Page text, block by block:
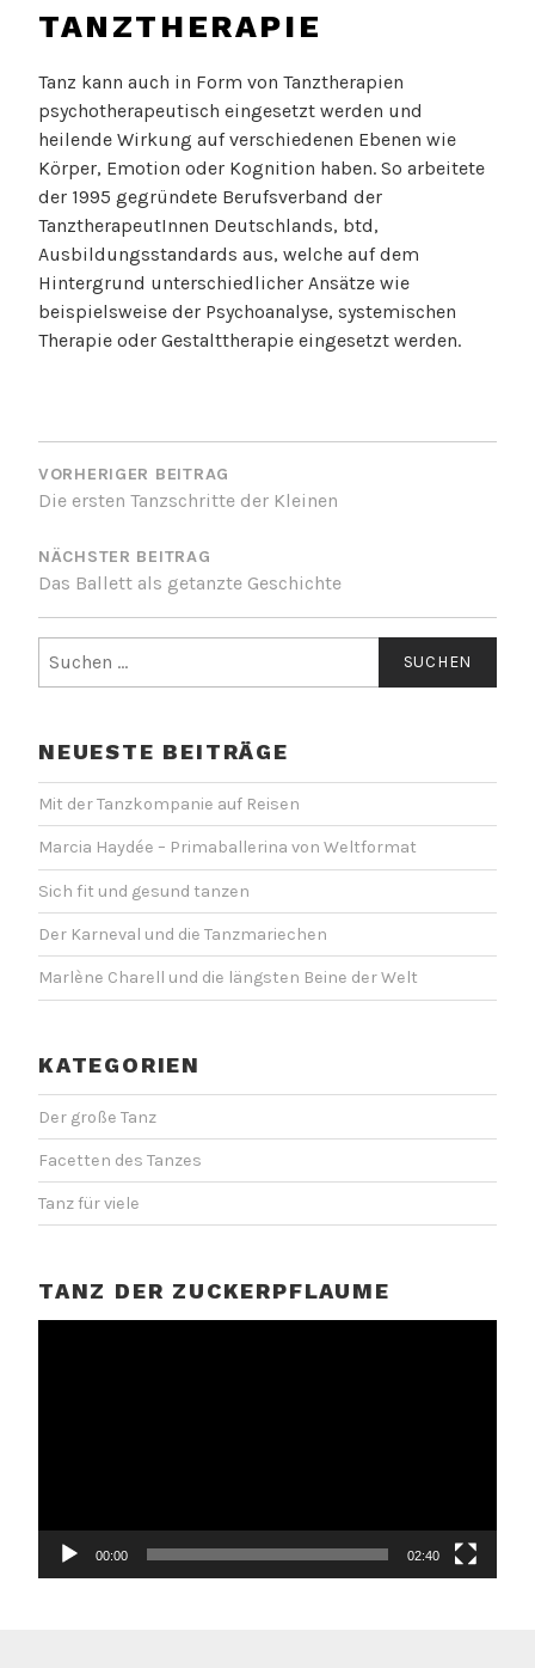
TANZTHERAPIE
Tanz kann auch in Form von Tanztherapien
psychotherapeutisch eingesetzt werden und
heilende Wirkung auf verschiedenen Ebenen wie
Körper, Emotion oder Kognition haben. So arbeitete
der 1995 gegründete Berufsverband der
TanztherapeutInnen Deutschlands, btd,
Ausbildungsstandards aus, welche auf dem
Hintergrund unterschiedlicher Ansätze wie
beispielsweise der Psychoanalyse, systemischen
Therapie oder Gestalttherapie eingesetzt werden.
BEITRAGSNAVIGATION
VORHERIGER BEITRAG
Die ersten Tanzschritte der Kleinen
NÄCHSTER BEITRAG
Das Ballett als getanzte Geschichte
nach:
NEUESTE BEITRÄGE
Mit der Tanzkompanie auf Reisen
Marcia Haydée – Primaballerina von Weltformat
Sich fit und gesund tanzen
Der Karneval und die Tanzmariechen
Marlène Charell und die längsten Beine der Welt
KATEGORIEN
Der große Tanz
Facetten des Tanzes
Tanz für viele
TANZ DER ZUCKERPFLAUME
00:00 02:40